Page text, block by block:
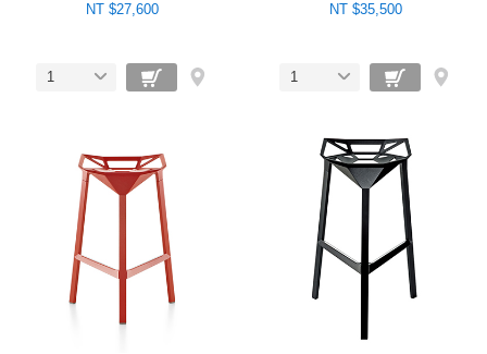
NT $27,600
1
NT $35,500
1